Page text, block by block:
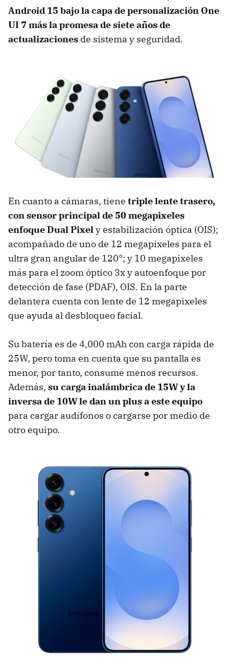
Android 15 bajo la capa de personalización One
UI 7 más la promesa de siete años de
actualizaciones de sistema y seguridad.
En cuanto a cámaras, tiene triple lente trasero,
con sensor principal de50 megapixeles
enfoque Dual Pixely estabilización óptica (OIS);
acompañado de uno de 12 megapixeles para el
ultra gran angular de 120°; y 10 megapixeles
más para el zoom óptico 3x y autoenfoque por
detección de fase (PDAF), OIS. En la parte
delantera cuenta con lente de 12 megapixeles
que ayuda al desbloqueo facial.
Su batería es de 4,000 mAh con carga rápida de
25W, pero toma en cuenta que su pantalla es
menor, por tanto, consume menos recursos.
Además, su carga inalámbrica de 15W y la
inversa de 10W le dan un plus a este equipo
para cargar audífonos o cargarse por medio de
otro equipo.